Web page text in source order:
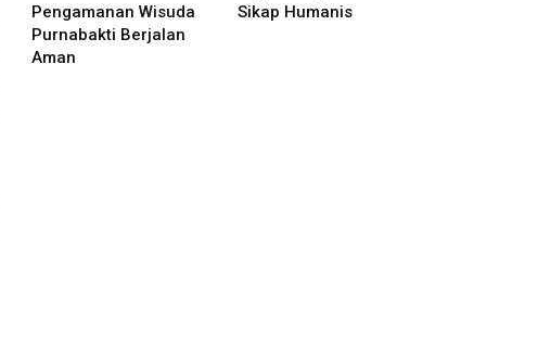
Pengamanan Wisuda
Purnabakti Berjalan
Aman
Sikap Humanis